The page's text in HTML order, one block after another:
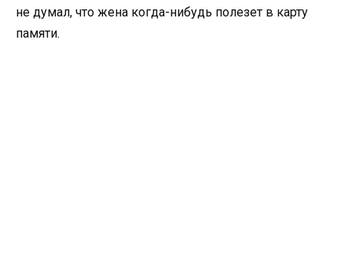
не думал, что жена когда-нибудь полезет в карту
памяти.